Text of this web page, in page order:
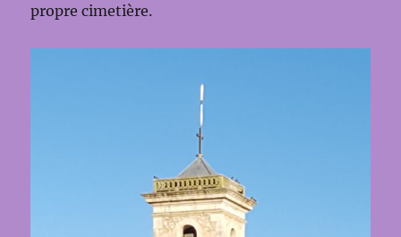
propre cimetière.